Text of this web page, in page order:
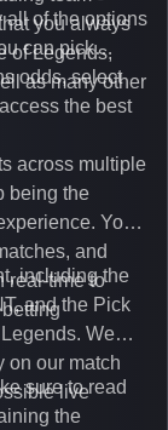
you always
of Legends,
as many other
all of the options
can pick
odds, select
the best
across multiple
being the
You
and
real-time to
including the
and the Pick
We
on our match
live
sure to read
the